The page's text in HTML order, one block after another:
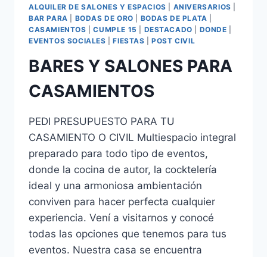
ALQUILER DE SALONES Y ESPACIOS ANIVERSARIOS
BAR PARA
BODAS DE ORO BODAS DE PLATA
CASAMIENTOS |CUMPLE 15 DESTACADO DONDE
EVENTOS SOCIALES |FIESTAS |POST CIVIL
BARES Y SALONES PARA
CASAMIENTOS
PEDI PRESUPUESTO PARA TU
CASAMIENTO O CIVIL Multiespacio integral
preparado para todo tipo de eventos,
donde la cocina de autor, la cocktelería
ideal y una armoniosa ambientación
conviven para hacer perfecta cualquier
experiencia. Vení a visitarnos y conocé
todas las opciones que tenemos para tus
eventos. Nuestra casa se encuentra